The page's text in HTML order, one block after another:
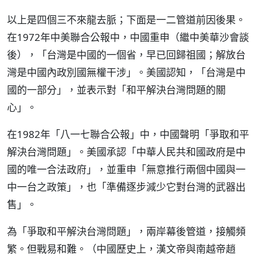
以上是四個三不來龍去脈；下面是一二管道前因後果。
在1972年中美聯合公報中，中國重申（繼中美華沙會談
後），「台灣是中國的一個省，早已回歸祖國；解放台
灣是中國內政別國無權干涉」。美國認知，「台灣是中
國的一部分」，並表示對「和平解決台灣問題的關
心」。
在1982年「八一七聯合公報」中，中國聲明「爭取和平
解決台灣問題」。美國承認「中華人民共和國政府是中
國的唯一合法政府」，並重申「無意推行兩個中國與一
中一台之政策」，也「準備逐步減少它對台灣的武器出
售」。
為「爭取和平解決台灣問題」，兩岸幕後管道，接觸頻
繁。但戰易和難。（中國歷史上，漢文帝與南越帝趙